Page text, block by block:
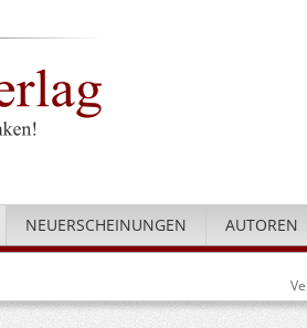
NEUERSCHEINUNGEN AUTOREN